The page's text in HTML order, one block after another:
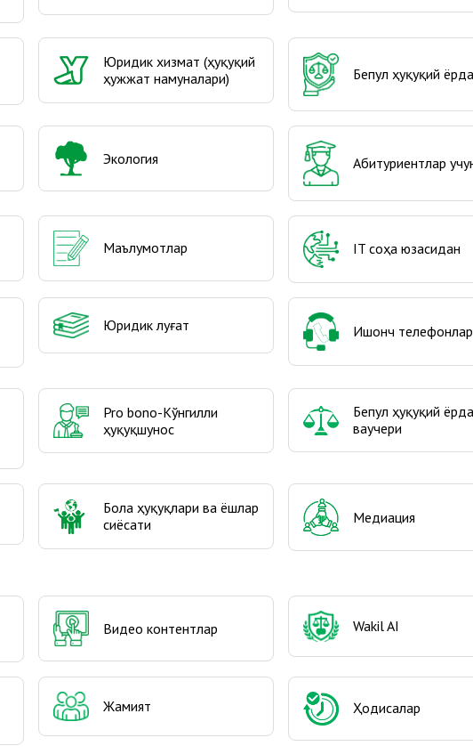
Юридик хизмат (ҳуқуқий
ҳужжат намуналари)
Бепул ҳуқуқий
Экология Абитуриентлар
Маълумотлар IT соҳа юзасидан
Юридик луғат Ишонч
Pro bono-Кўнгилли
ҳуқуқшунос
Бепул ҳуқуқий
ваучери
Бола ҳуқуқлари ва ёшлар
сиёсати
Медиация
Видео контентлар Wakil AI
Жамият Ҳодисалар